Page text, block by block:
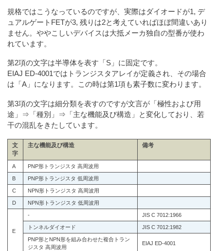
規格ではこうなっているのですが、実際はダイオードが1, デ
ュアルゲートFETが3, 残りは2と考えていればほぼ間違いあり
ません。ややこしいデバイスは大抵メーカ独自の型番が使わ
れています。
第2項の文字は半導体を表す「S」に固定です。
EIAJ ED-4001ではトランジスタアレイが定義され、その場合
は「A」になります。この時は第1項も素子数に変わります。
第3項の文字は細分類を表すのですが文言が「極性および用
途」⇒「種別」⇒「主な機能及び構造」と変化しており、若
干の混乱をきたしています。
文
字
主な機能及び構造 備考
A PNP形トランジスタ 高周波用
B PNP形トランジスタ 低周波用
C NPN形トランジスタ 高周波用
D NPN形トランジスタ 低周波用
E
- JIS C 7012:1966
トンネルダイオード JIS C 7012:1982
PNP形とNPN形を組み合わせた複合トラン
ジスタ 高周波用
EIAJ ED-4001